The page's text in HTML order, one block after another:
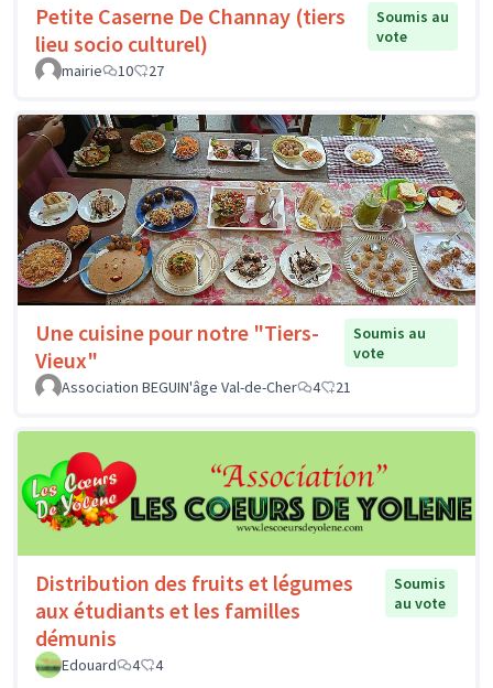
Petite Caserne De Channay (tiers
lieu socio culturel)
Soumis au
vote
mairie
10 27
Une cuisine pour notre "Tiers-
Vieux"
Soumis au
vote
Association BEGUIN'âge Val-de-Cher
4 21
Distribution des fruits et légumes
aux étudiants et les familles
démunis
Soumis
au vote
Edouard 4 4